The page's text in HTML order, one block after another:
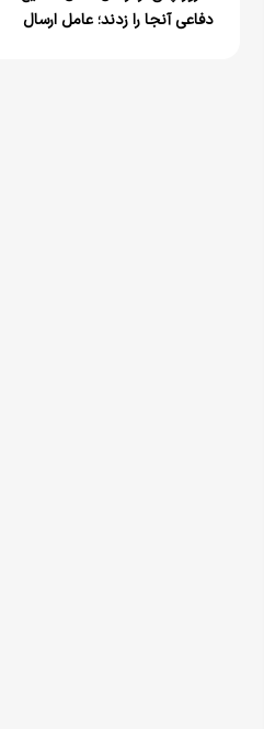
دفاعی آنجا را زدند؛ عامل ارسال